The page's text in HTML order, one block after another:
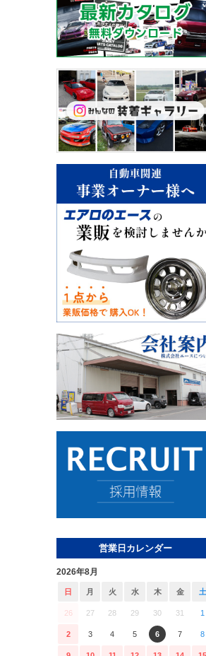
営業日カレンダー
2026年8月
日 月 火 水 木 金 土
26 27 28 29 30 31 1
2 3 4 5 6 7 8